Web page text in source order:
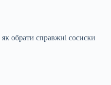
обрати справжні сосиски